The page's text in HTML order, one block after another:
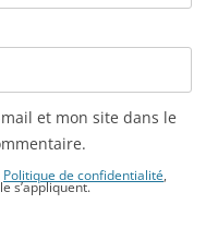
et mon site dans le
Politique de confidentialité
s’appliquent.